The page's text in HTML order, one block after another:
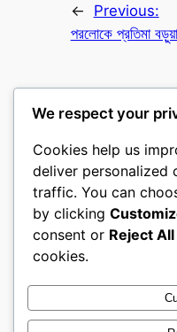
←
Previous:
পরলোকে প্রতিমা বড়ুয়া
বুড্ডিস্ট নিউজ পোর্টাল
তথাগত অনলাইন
About
Careers
Privacy
Terms
Contact
We respect your
Cookies help us
deliver personalized
traffic. You can
by clicking
consent or Reject All
cookies.